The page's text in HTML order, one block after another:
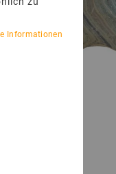
Informationen